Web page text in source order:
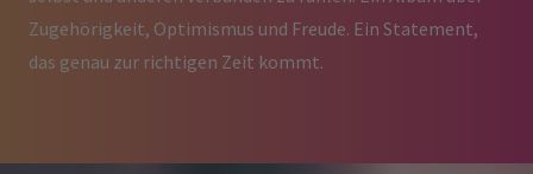
Zugehörigkeit, Optimismus und Freude. Ein Statement,
das genau zur richtigen Zeit kommt.